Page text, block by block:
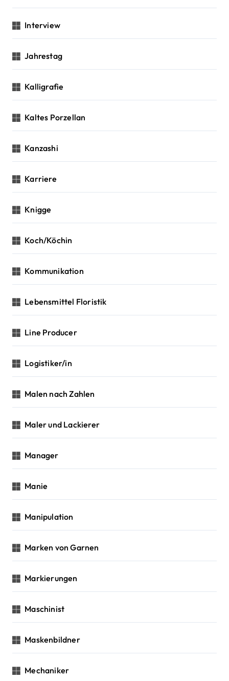
Interview
Jahrestag
Kalligrafie
Kaltes Porzellan
Kanzashi
Karriere
Knigge
Koch/Köchin
Kommunikation
Lebensmittel Floristik
Line Producer
Logistiker/in
Malen nach Zahlen
Maler und Lackierer
Manager
Manie
Manipulation
Marken von Garnen
Markierungen
Maschinist
Maskenbildner
Mechaniker